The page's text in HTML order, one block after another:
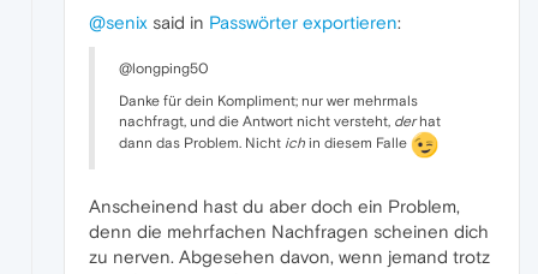
@senix said in Passwörter exportieren:
@longping50
Danke für dein Kompliment; nur wer mehrmals
nachfragt, und die Antwort nicht versteht, derhat
dann das Problem. Nicht ich in diesem Falle
Anscheinend hast du aber doch ein Problem,
denn die mehrfachen Nachfragen scheinen dich
zu nerven. Abgesehen davon, wenn jemand trotz